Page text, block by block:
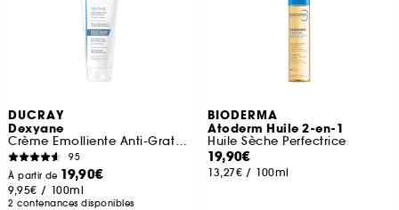
DUCRAY
Dexyane
Crème Emolliente Anti-Grattage
95
À partir de 19,90€
9,95€ / 100ml
2 contenances disponibles
BIODERMA
Atoderm Huile 2-en-1
Huile Sèche Perfectrice
19,90€
13,27€ / 100ml